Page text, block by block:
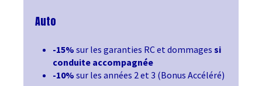
Auto
-15% sur les garanties RC et dommages si
conduite accompagnée
-10% sur les années 2 et 3 (Bonus Accéléré)